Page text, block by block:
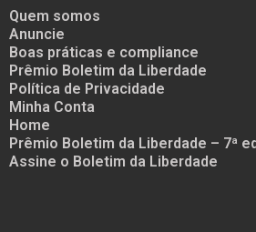
Quem somos
Anuncie
Boas práticas e compliance
Prêmio Boletim da Liberdade
Política de Privacidade
Minha Conta
Home
Prêmio Boletim da Liberdade – 7ª
Assine o Boletim da Liberdade